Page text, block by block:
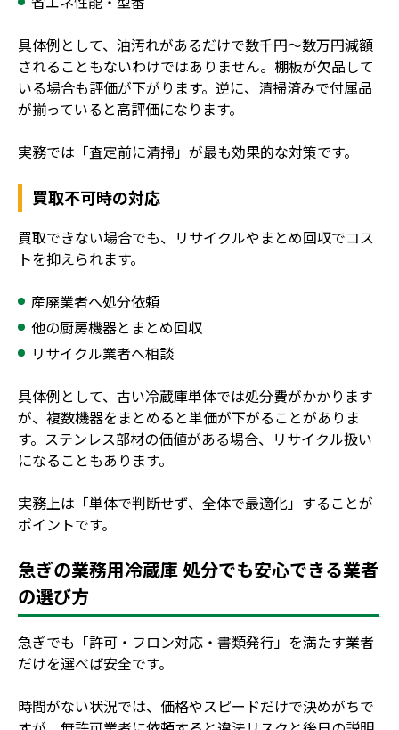
具体例として、油汚れがあるだけで数千円〜数万円減額
されることもないわけではありません。棚板が欠品して
いる場合も評価が下がります。逆に、清掃済みで付属品
が揃っていると高評価になります。
実務では「査定前に清掃」が最も効果的な対策です。
買取不可時の対応
買取できない場合でも、リサイクルやまとめ回収でコス
トを抑えられます。
産廃業者へ処分依頼
他の厨房機器とまとめ回収
リサイクル業者へ相談
具体例として、古い冷蔵庫単体では処分費がかかります
が、複数機器をまとめると単価が下がることがありま
す。ステンレス部材の価値がある場合、リサイクル扱い
になることもあります。
実務上は「単体で判断せず、全体で最適化」することが
ポイントです。
急ぎの業務用冷蔵庫 処分でも安心できる業者
の選び方
急ぎでも「許可・フロン対応・書類発行」を満たす業者
だけを選べば安全です。
時間がない状況では、価格やスピードだけで決めがちで